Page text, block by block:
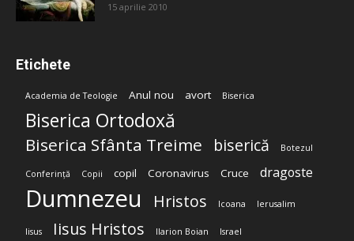
15 aprilie 2010
Etichete
Academia de Teologie Anul nou avort Biserica
Biserica Ortodoxă
Biserica Sfânta Treime biserică Botezul
Conferință Copii copil Coronavirus Cruce dragoste
Dumnezeu Hristos Icoana Ierusalim
Iisus Iisus Hristos Ilarion Boian Israel